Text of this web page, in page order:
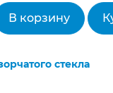
этот
В корзину
стекла